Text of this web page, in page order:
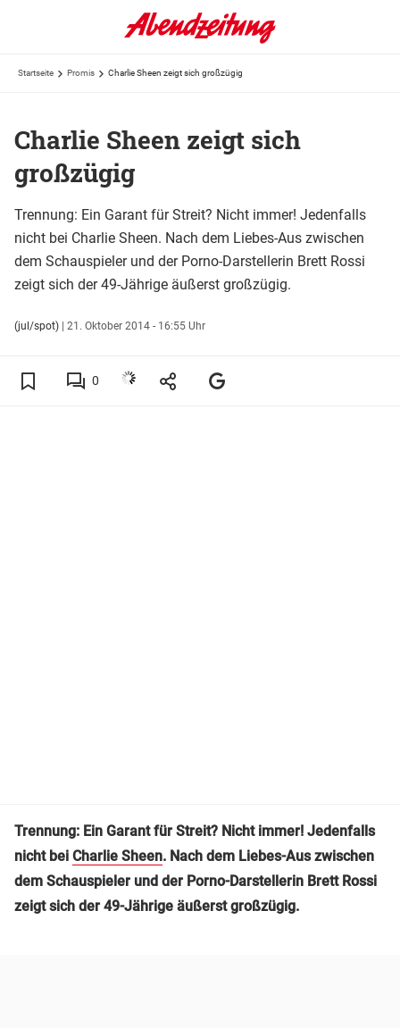
Startseite Promis Charlie Sheen zeigt sich großzügig
Charlie Sheen zeigt sich
großzügig
Trennung: Ein Garant für Streit? Nicht immer! Jedenfalls
nicht bei Charlie Sheen. Nach dem Liebes-Aus zwischen
dem Schauspieler und der Porno-Darstellerin Brett Rossi
zeigt sich der 49-Jährige äußerst großzügig.
(jul/spot) | 21. Oktober 2014 - 16:55 Uhr
0
Trennung: Ein Garant für Streit? Nicht immer! Jedenfalls
nicht bei Charlie Sheen. Nach dem Liebes-Aus zwischen
dem Schauspieler und der Porno-Darstellerin Brett Rossi
zeigt sich der 49-Jährige äußerst großzügig.